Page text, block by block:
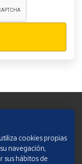
cookies propias
navegación,
sus hábitos de